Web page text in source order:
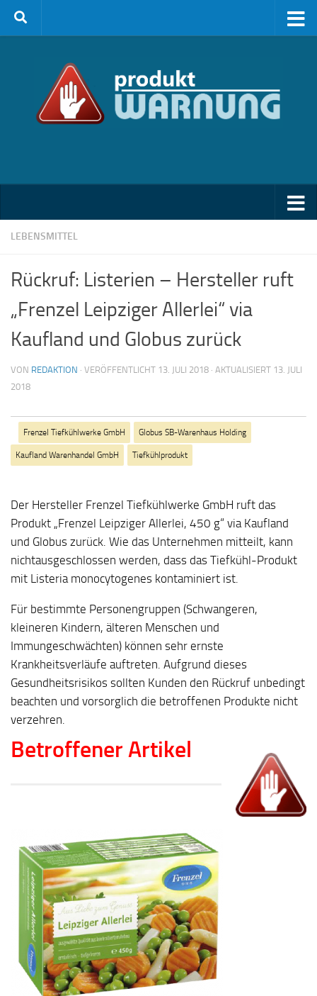
Zum Inhalt springen
LEBENSMITTEL
Rückruf: Listerien – Hersteller ruft
„Frenzel Leipziger Allerlei“ via
Kaufland und Globus zurück
VON REDAKTION · VERÖFFENTLICHT 13. JULI 2018 · AKTUALISIERT 13. JULI
2018
Frenzel Tiefkühlwerke GmbH Globus SB-Warenhaus Holding
Kaufland Warenhandel GmbH Tiefkühlprodukt
Der Hersteller Frenzel Tiefkühlwerke GmbH ruft das
Produkt „Frenzel Leipziger Allerlei, 450 g“ via Kaufland
und Globus zurück. Wie das Unternehmen mitteilt, kann
nichtausgeschlossen werden, dass das Tiefkühl-Produkt
mit Listeria monocytogenes kontaminiert ist.
Für bestimmte Personengruppen (Schwangeren,
kleineren Kindern, älteren Menschen und
Immungeschwächten) können sehr ernste
Krankheitsverläufe auftreten. Aufgrund dieses
Gesundheitsrisikos sollten Kunden den Rückruf unbedingt
beachten und vorsorglich die betroffenen Produkte nicht
verzehren.
Betroffener Artikel